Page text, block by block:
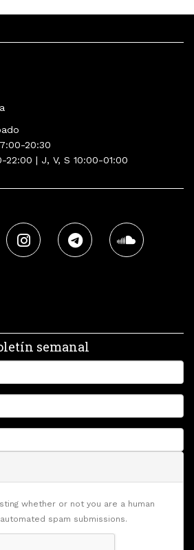
20:30
22:00 | J, V, S 10:00-01:00
semanal
whether or not you are a human
spam submissions.